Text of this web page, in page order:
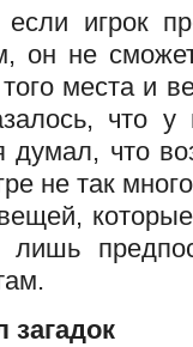
если игрок
он не
места и
что у
думал, что
не так